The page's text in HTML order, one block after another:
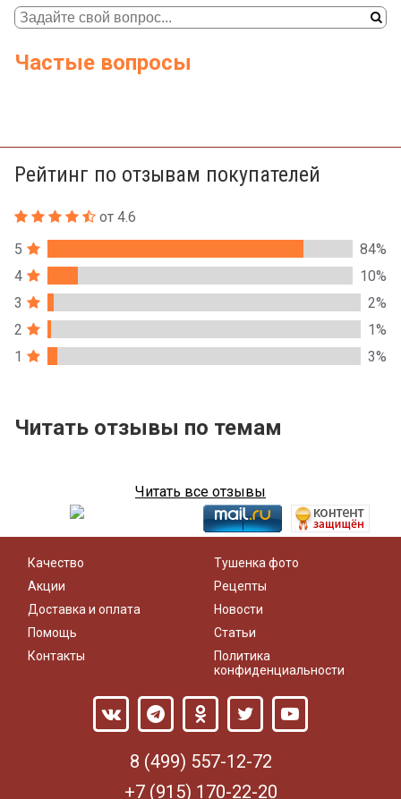
Частые вопросы
Рейтинг по отзывам покупателей
от 4.6
5
84%
4
10%
3
2%
2
1%
1
3%
Читать отзывы по темам
Читать все отзывы
Качество
Акции
Доставка и оплата
Помощь
Контакты
Тушенка фото
Рецепты
Новости
Статьи
Политика
конфиденциальности
8 (499) 557-12-72
+7 (915) 170-22-20